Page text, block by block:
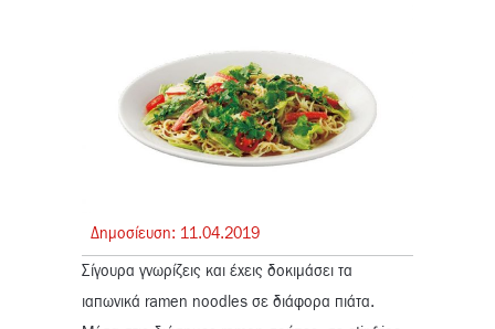
Δημοσίευση: 11.04.2019
Σίγουρα γνωρίζεις και έχεις δοκιμάσει τα
ιαπωνικά ramen noodles σε διάφορα πιάτα.